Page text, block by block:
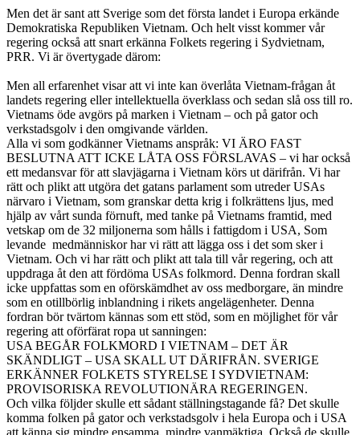
Men det är sant att Sverige som det första landet i Europa erkände
Demokratiska Republiken Vietnam. Och helt visst kommer vår
regering också att snart erkänna Folkets regering i Sydvietnam,
PRR. Vi är övertygade därom:
Men all erfarenhet visar att vi inte kan överlåta Vietnam-frågan åt
landets regering eller intellektuella överklass och sedan slå oss till ro.
Vietnams öde avgörs på marken i Vietnam – och på gator och
verkstadsgolv i den omgivande världen.
Alla vi som godkänner Vietnams anspråk: VI ÄRO FAST
BESLUTNA ATT ICKE LÅTA OSS FÖRSLAVAS – vi har också
ett medansvar för att slavjägarna i Vietnam körs ut därifrån. Vi har
rätt och plikt att utgöra det gatans parlament som utreder USAs
närvaro i Vietnam, som granskar detta krig i folkrättens ljus, med
hjälp av vårt sunda förnuft, med tanke på Vietnams framtid, med
vetskap om de 32 miljonerna som hålls i fattigdom i USA, Som
levande medmänniskor har vi rätt att lägga oss i det som sker i
Vietnam. Och vi har rätt och plikt att tala till vår regering, och att
uppdraga åt den att fördöma USAs folkmord. Denna fordran skall
icke uppfattas som en oförskämdhet av oss medborgare, än mindre
som en otillbörlig inblandning i rikets angelägenheter. Denna
fordran bör tvärtom kännas som ett stöd, som en möjlighet för vår
regering att oförfärat ropa ut sanningen:
USA BEGÅR FOLKMORD I VIETNAM – DET ÄR
SKÄNDLIGT – USA SKALL UT DÄRIFRÅN. SVERIGE
ERKÄNNER FOLKETS STYRELSE I SYDVIETNAM:
PROVISORISKA REVOLUTIONÄRA REGERINGEN.
Och vilka följder skulle ett sådant ställningstagande få? Det skulle
komma folken på gator och verkstadsgolv i hela Europa och i USA